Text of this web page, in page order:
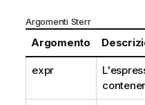
Argomenti Sterr
Argomento
expr